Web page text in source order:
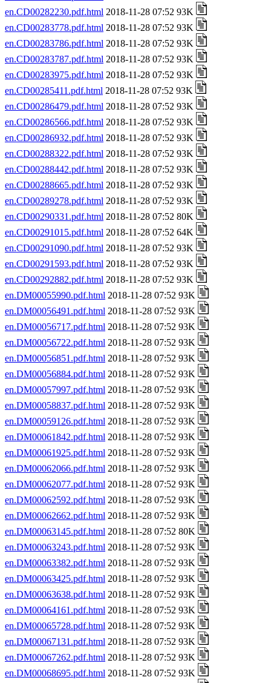
en.CD00282230.pdf.html 2018-11-28 07:52 93K
en.CD00283778.pdf.html 2018-11-28 07:52 93K
en.CD00283786.pdf.html 2018-11-28 07:52 93K
en.CD00283787.pdf.html 2018-11-28 07:52 93K
en.CD00283975.pdf.html 2018-11-28 07:52 93K
en.CD00285411.pdf.html 2018-11-28 07:52 93K
en.CD00286479.pdf.html 2018-11-28 07:52 93K
en.CD00286566.pdf.html 2018-11-28 07:52 93K
en.CD00286932.pdf.html 2018-11-28 07:52 93K
en.CD00288322.pdf.html 2018-11-28 07:52 93K
en.CD00288442.pdf.html 2018-11-28 07:52 93K
en.CD00288665.pdf.html 2018-11-28 07:52 93K
en.CD00289278.pdf.html 2018-11-28 07:52 93K
en.CD00290331.pdf.html 2018-11-28 07:52 80K
en.CD00291015.pdf.html 2018-11-28 07:52 64K
en.CD00291090.pdf.html 2018-11-28 07:52 93K
en.CD00291593.pdf.html 2018-11-28 07:52 93K
en.CD00292882.pdf.html 2018-11-28 07:52 93K
en.DM00055990.pdf.html 2018-11-28 07:52 93K
en.DM00056491.pdf.html 2018-11-28 07:52 93K
en.DM00056717.pdf.html 2018-11-28 07:52 93K
en.DM00056722.pdf.html 2018-11-28 07:52 93K
en.DM00056851.pdf.html 2018-11-28 07:52 93K
en.DM00056884.pdf.html 2018-11-28 07:52 93K
en.DM00057997.pdf.html 2018-11-28 07:52 93K
en.DM00058837.pdf.html 2018-11-28 07:52 93K
en.DM00059126.pdf.html 2018-11-28 07:52 93K
en.DM00061842.pdf.html 2018-11-28 07:52 93K
en.DM00061925.pdf.html 2018-11-28 07:52 93K
en.DM00062066.pdf.html 2018-11-28 07:52 93K
en.DM00062077.pdf.html 2018-11-28 07:52 93K
en.DM00062592.pdf.html 2018-11-28 07:52 93K
en.DM00062662.pdf.html 2018-11-28 07:52 93K
en.DM00063145.pdf.html 2018-11-28 07:52 80K
en.DM00063243.pdf.html 2018-11-28 07:52 93K
en.DM00063382.pdf.html 2018-11-28 07:52 93K
en.DM00063425.pdf.html 2018-11-28 07:52 93K
en.DM00063638.pdf.html 2018-11-28 07:52 93K
en.DM00064161.pdf.html 2018-11-28 07:52 93K
en.DM00065728.pdf.html 2018-11-28 07:52 93K
en.DM00067131.pdf.html 2018-11-28 07:52 93K
en.DM00067262.pdf.html 2018-11-28 07:52 93K
en.DM00068695.pdf.html 2018-11-28 07:52 93K